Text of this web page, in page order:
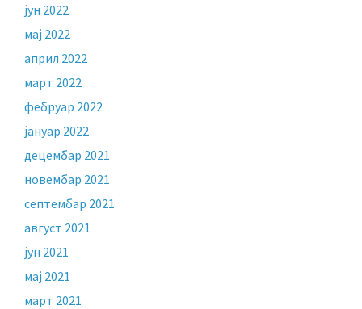
јун 2022
мај 2022
април 2022
март 2022
фебруар 2022
јануар 2022
децембар 2021
новембар 2021
септембар 2021
август 2021
јун 2021
мај 2021
март 2021